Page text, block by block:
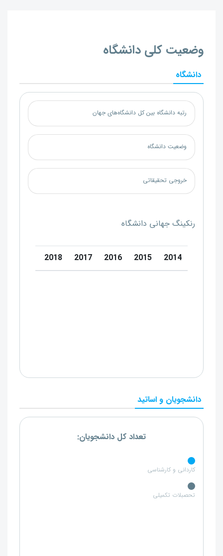
وضعیت کلی دانشگاه
دانشگاه
رتبه دانشگاه بین کل دانشگاه‌های جهان
وضعیت دانشگاه
خروجی تحقیقاتی
رنکینگ جهانی دانشگاه
2014
2015
2016
2017
2018
دانشجویان و اساتید
تعداد کل دانشجویان:
کاردانی و کارشناسی
تحصبلات تکمیلی